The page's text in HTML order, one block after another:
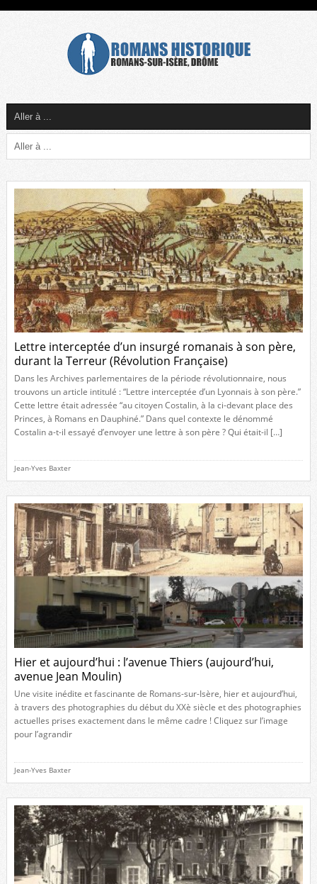
Lettre interceptée d’un insurgé romanais à son père,
durant la Terreur (Révolution Française)
Dans les Archives parlementaires de la période révolutionnaire, nous
trouvons un article intitulé : “Lettre interceptée d’un Lyonnais à son père.”
Cette lettre était adressée “au citoyen Costalin, à la ci-devant place des
Princes, à Romans en Dauphiné.” Dans quel contexte le dénommé
Costalin a-t-il essayé d’envoyer une lettre à son père ? Qui était-il […]
Jean-Yves Baxter
Hier et aujourd’hui : l’avenue Thiers (aujourd’hui,
avenue Jean Moulin)
Une visite inédite et fascinante de Romans-sur-Isère, hier et aujourd’hui,
à travers des photographies du début du XXè siècle et des photographies
actuelles prises exactement dans le même cadre ! Cliquez sur l’image
pour l’agrandir
Jean-Yves Baxter